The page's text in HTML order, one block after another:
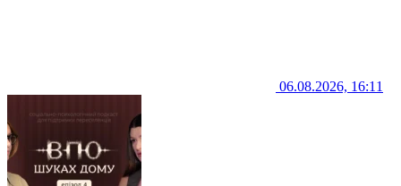
06.08.2026, 16:11